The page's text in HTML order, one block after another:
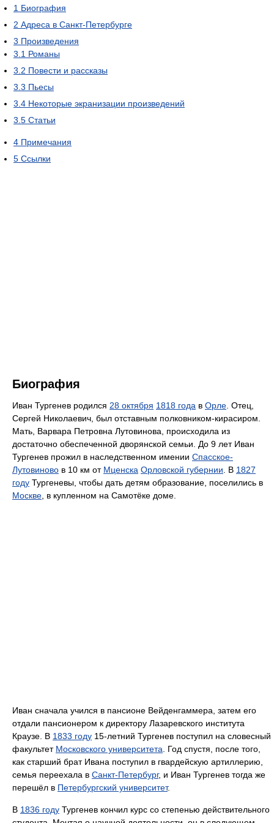
1 Биография
2 Адреса в Санкт-Петербурге
3 Произведения
3.1 Романы
3.2 Повести и рассказы
3.3 Пьесы
3.4 Некоторые экранизации произведений
3.5 Статьи
4 Примечания
5 Ссылки
Биография
Иван Тургенев родился 28 октября 1818 года в Орле . Отец,
Сергей Николаевич, был отставным полковником-кирасиром.
Мать, Варвара Петровна Лутовинова, происходила из
достаточно обеспеченной дворянской семьи. До 9 лет Иван
Тургенев прожил в наследственном имении Спасское-
Лутовиново в 10 км от Мценска Орловской губернии . В 1827
году Тургеневы, чтобы дать детям образование, поселились в
Москве , в купленном на Самотёке доме.
Иван сначала учился в пансионе Вейденгаммера, затем его
отдали пансионером к директору Лазаревского института
Краузе. В 1833 году 15-летний Тургенев поступил на словесный
факультет Московского университета . Год спустя, после того,
как старший брат Ивана поступил в гвардейскую артиллерию,
семья переехала в Санкт-Петербург, и Иван Тургенев тогда же
перешёл в Петербургский университет.
В 1836 году Тургенев кончил курс со степенью действительного